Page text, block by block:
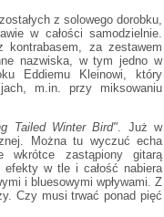
z solowego dorobku,
w całości samodzielnie.
za zestawem
nazwiska, w tym jedno w
Eddiemu Kleinowi, który
m.in. przy miksowaniu
Tailed Winter Bird" . Już w
Można tu wyczuć echa
wkrótce zastąpiony gitarą
w tle i całość nabiera
i bluesowymi wpływami. Z
Czy musi trwać ponad pięć